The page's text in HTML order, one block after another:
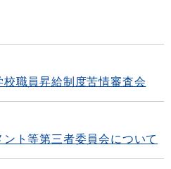
職員昇給制度苦情審査会
ト等第三者委員会について